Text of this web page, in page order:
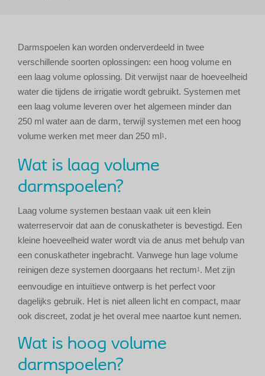
Darmspoelen kan worden onderverdeeld in twee
verschillende soorten oplossingen: een hoog volume en
een laag volume oplossing. Dit verwijst naar de hoeveelheid
water die tijdens de irrigatie wordt gebruikt. Systemen met
een laag volume leveren over het algemeen minder dan
250 ml water aan de darm, terwijl systemen met een hoog
volume werken met meer dan 250 ml1 .
Wat is laag volume
darmspoelen?
Laag volume systemen bestaan vaak uit een klein
waterreservoir dat aan de conuskatheter is bevestigd. Een
kleine hoeveelheid water wordt via de anus met behulp van
een conuskatheter ingebracht. Vanwege hun lage volume
reinigen deze systemen doorgaans het rectum 1 . Met zijn
eenvoudige en intuïtieve ontwerp is het perfect voor
dagelijks gebruik. Het is niet alleen licht en compact, maar
ook discreet, zodat je het overal mee naartoe kunt nemen.
Wat is hoog volume
darmspoelen?